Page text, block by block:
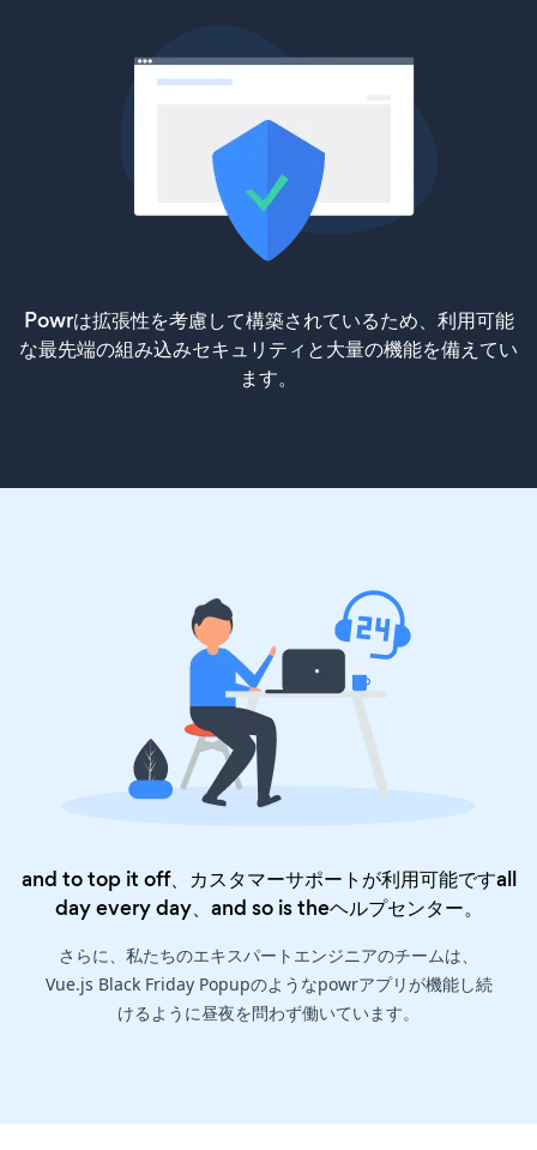
Powrは拡張性を考慮して構築されているため、利用可能
な最先端の組み込みセキュリティと大量の機能を備えてい
ます。
and to top it off、カスタマーサポートが利用可能ですall
day every day、and so is theヘルプセンター。
さらに、私たちのエキスパートエンジニアのチームは、
Vue.js Black Friday Popupのようなpowrアプリが機能し続
けるように昼夜を問わず働いています。